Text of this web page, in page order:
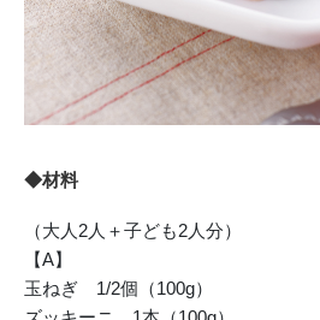
◆材料
（大人2人＋子ども2人分）
【A】
玉ねぎ 1/2個（100g）